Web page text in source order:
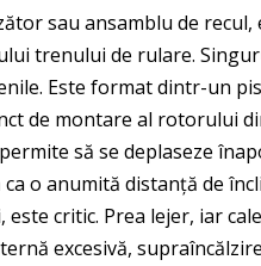
sau ansamblu de
trenului de rulare.
Este format dintr-un
de montare al rotorului
să se deplaseze
o anumită distanță de
critic. Prea lejer, iar
excesivă,